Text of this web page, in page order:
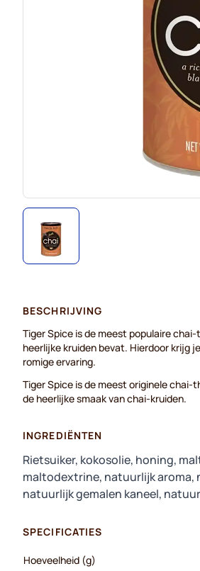
BESCHRIJVING
Tiger Spice is de meest populaire
heerlijke kruiden bevat. Hierdoor krijg
romige ervaring.
Tiger Spice is de meest originele chai-
de heerlijke smaak van chai-kruiden.
INGREDIËNTEN
Rietsuiker, kokosolie, honing,
maltodextrine, natuurlijk aroma,
natuurlijk gemalen kaneel,
SPECIFICATIES
Hoeveelheid (g)